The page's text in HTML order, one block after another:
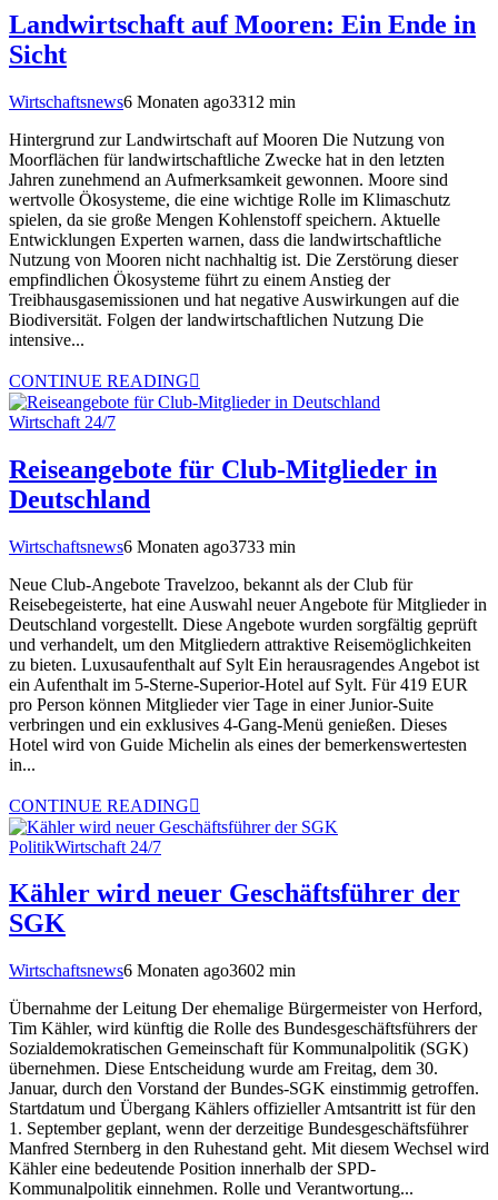
Landwirtschaft auf Mooren: Ein Ende in
Sicht
Wirtschaftsnews6 Monaten ago331 2 min
Hintergrund zur Landwirtschaft auf Mooren Die Nutzung von
Moorflächen für landwirtschaftliche Zwecke hat in den letzten
Jahren zunehmend an Aufmerksamkeit gewonnen. Moore sind
wertvolle Ökosysteme, die eine wichtige Rolle im Klimaschutz
spielen, da sie große Mengen Kohlenstoff speichern. Aktuelle
Entwicklungen Experten warnen, dass die landwirtschaftliche
Nutzung von Mooren nicht nachhaltig ist. Die Zerstörung dieser
empfindlichen Ökosysteme führt zu einem Anstieg der
Treibhausgasemissionen und hat negative Auswirkungen auf die
Biodiversität. Folgen der landwirtschaftlichen Nutzung Die
intensive...
CONTINUE READING
Wirtschaft 24/7
Reiseangebote für Club-Mitglieder in
Deutschland
Wirtschaftsnews6 Monaten ago3733 min
Neue Club-Angebote Travelzoo, bekannt als der Club für
Reisebegeisterte, hat eine Auswahl neuer Angebote für Mitglieder in
Deutschland vorgestellt. Diese Angebote wurden sorgfältig geprüft
und verhandelt, um den Mitgliedern attraktive Reisemöglichkeiten
zu bieten. Luxusaufenthalt auf Sylt Ein herausragendes Angebot ist
ein Aufenthalt im 5-Sterne-Superior-Hotel auf Sylt. Für 419 EUR
pro Person können Mitglieder vier Tage in einer Junior-Suite
verbringen und ein exklusives 4-Gang-Menü genießen. Dieses
Hotel wird von Guide Michelin als eines der bemerkenswertesten
in...
CONTINUE READING
PolitikWirtschaft 24/7
Kähler wird neuer Geschäftsführer der
SGK
Wirtschaftsnews6 Monaten ago3602 min
Übernahme der Leitung Der ehemalige Bürgermeister von Herford,
Tim Kähler, wird künftig die Rolle des Bundesgeschäftsführers der
Sozialdemokratischen Gemeinschaft für Kommunalpolitik (SGK)
übernehmen. Diese Entscheidung wurde am Freitag, dem 30.
Januar, durch den Vorstand der Bundes-SGK einstimmig getroffen.
Startdatum und Übergang Kählers offizieller Amtsantritt ist für den
1. September geplant, wenn der derzeitige Bundesgeschäftsführer
Manfred Sternberg in den Ruhestand geht. Mit diesem Wechsel wird
Kähler eine bedeutende Position innerhalb der SPD-
Kommunalpolitik einnehmen. Rolle und Verantwortung...